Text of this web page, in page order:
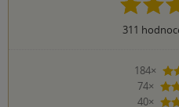
311
184×
74×
40×